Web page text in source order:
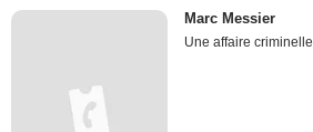
Marc Messier
Une affaire criminelle